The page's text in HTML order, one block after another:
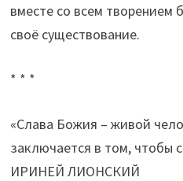
вместе со всем творением
своё существование.
* * *
«Слава Божия – живой
заключается в том, чтобы
ИРИНЕЙ ЛИОНСКИЙ